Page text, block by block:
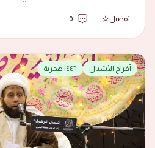
تفضيل 0
أفراح الأشبال ١٤٤٦ هجرية